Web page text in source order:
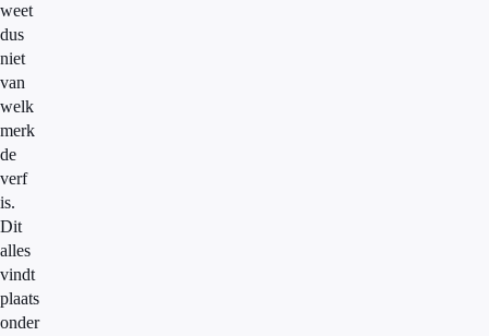
weet
dus
niet
van
welk
merk
de
verf
is.
Dit
alles
vindt
plaats
onder